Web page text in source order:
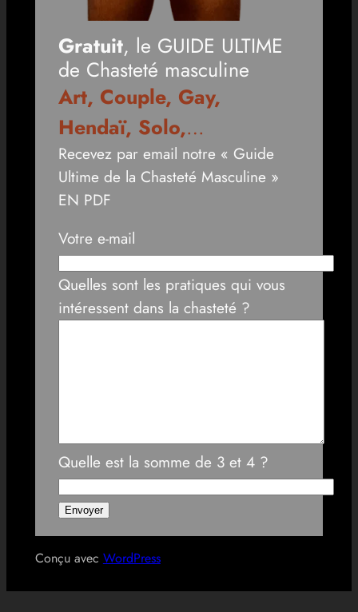
Gratuit, le GUIDE ULTIME
de Chasteté masculine
Art, Couple, Gay,
Hendaï, Solo,…
Recevez par email notre « Guide
Ultime de la Chasteté Masculine »
EN PDF
Votre e-mail
Quelles sont les pratiques qui vous
intéressent dans la chasteté ?
Quelle est la somme de 3 et 4 ?
Conçu avec WordPress